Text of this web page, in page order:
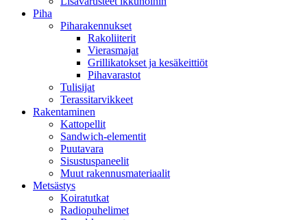
Piha
Piharakennukset
Rakoliiterit
Vierasmajat
Grillikatokset ja kesäkeittiöt
Pihavarastot
Tulisijat
Terassitarvikkeet
Rakentaminen
Kattopellit
Sandwich-elementit
Puutavara
Sisustuspaneelit
Muut rakennusmateriaalit
Metsästys
Koiratutkat
Radiopuhelimet